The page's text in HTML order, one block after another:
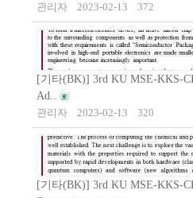
관리자
2023-02-13 372
[기타(BK)] 3rd KU MSE-KKS-
Ad..
관리자
2023-02-13 320
[기타(BK)] 3rd KU MSE-KKS-